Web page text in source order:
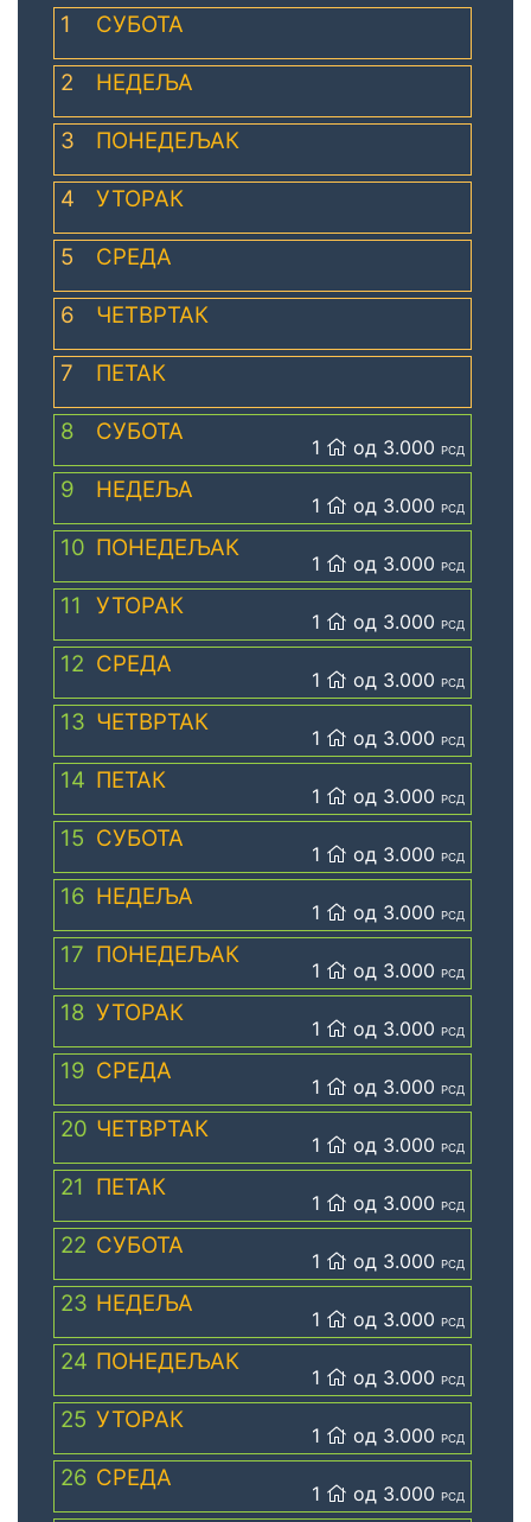
1 СУБОТА
2 НЕДЕЉА
3 ПОНЕДЕЉАК
4 УТОРАК
5 СРЕДА
6 ЧЕТВРТАК
7 ПЕТАК
8 СУБОТА
1 од 3.000 РСД
9 НЕДЕЉА
1 од 3.000 РСД
10 ПОНЕДЕЉАК
1 од 3.000 РСД
11 УТОРАК
1 од 3.000 РСД
12 СРЕДА
1 од 3.000 РСД
13 ЧЕТВРТАК
1 од 3.000 РСД
14 ПЕТАК
1 од 3.000 РСД
15 СУБОТА
1 од 3.000 РСД
16 НЕДЕЉА
1 од 3.000 РСД
17 ПОНЕДЕЉАК
1 од 3.000 РСД
18 УТОРАК
1 од 3.000 РСД
19 СРЕДА
1 од 3.000 РСД
20 ЧЕТВРТАК
1 од 3.000 РСД
21 ПЕТАК
1 од 3.000 РСД
22 СУБОТА
1 од 3.000 РСД
23 НЕДЕЉА
1 од 3.000 РСД
24 ПОНЕДЕЉАК
1 од 3.000 РСД
25 УТОРАК
1 од 3.000 РСД
26 СРЕДА
1 од 3.000 РСД